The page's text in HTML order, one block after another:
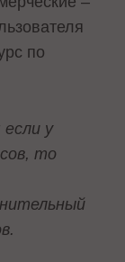
по
если у
то